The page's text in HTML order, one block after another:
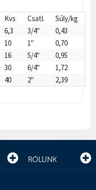
Kvs Csatl.
Súly/kg
6,3 3/4"
0,43
10 1"
0,70
16 5/4"
0,95
30 6/4"
1,72
40 2" 2,39
RÓLUNK